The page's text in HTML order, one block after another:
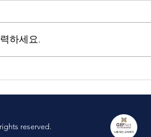
하세요.
reserved.